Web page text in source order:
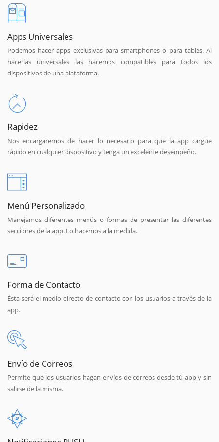
Apps Universales
Podemos hacer apps exclusivas para smartphones o para tables. Al
hacerlas universales las hacemos compatibles para todos los
dispositivos de una plataforma.
Rapidez
Nos encargaremos de hacer lo necesario para que la app cargue
rápido en cualquier dispositivo y tenga un excelente desempeño.
Menú Personalizado
Manejamos diferentes menús o formas de presentar las diferentes
secciones de la app. Lo hacemos a la medida.
Forma de Contacto
Ésta será el medio directo de contacto con los usuarios a través de la
app.
Envío de Correos
Permite que los usuarios hagan envíos de correos desde tú app y sin
salirse de la misma.